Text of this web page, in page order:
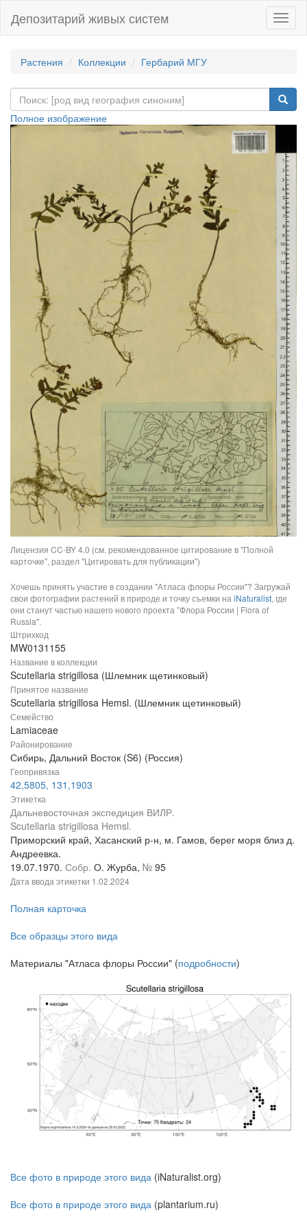
Депозитарий живых систем
Растения Коллекции Гербарий МГУ
Полное изображение
Лицензия CC-BY 4.0 (см. рекомендованное цитирование в "Полной
карточке", раздел "Цитировать для публикации")
Хочешь принять участие в создании "Атласа флоры России"? Загружай
свои фотографии растений в природе и точку съемки на iNaturalist, где
они станут частью нашего нового проекта "Флора России | Flora of
Russia".
Штрихкод
MW0131155
Название в коллекции
Scutellaria strigillosa (Шлемник щетинковый)
Принятое название
Scutellaria strigillosa Hemsl. (Шлемник щетинковый)
Семейство
Lamiaceae
Районирование
Сибирь, Дальний Восток (S6) (Россия)
Геопривязка
42,5805, 131,1903
Этикетка
Дальневосточная экспедиция ВИЛР.
Scutellaria strigillosa Hemsl.
Приморский край, Хасанский р-н, м. Гамов, берег моря близ д.
Андреевка.
19.07.1970. Собр. О. Журба, № 95
Дата ввода этикетки 1.02.2024
Полная карточка
Все образцы этого вида
Материалы "Атласа флоры России" (подробности)
Все фото в природе этого вида (iNaturalist.org)
Все фото в природе этого вида (plantarium.ru)